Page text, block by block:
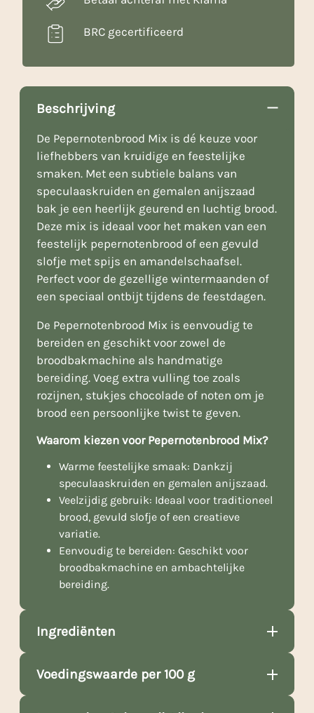
BRC gecertificeerd
Beschrijving
De Pepernotenbrood Mix is dé keuze voor
liefhebbers van kruidige en feestelijke
smaken. Met een subtiele balans van
speculaaskruiden en gemalen anijszaad
bak je een heerlijk geurend en luchtig brood.
Deze mix is ideaal voor het maken van een
feestelijk pepernotenbrood of een gevuld
slofje met spijs en amandelschaafsel.
Perfect voor de gezellige wintermaanden of
een speciaal ontbijt tijdens de feestdagen.
De Pepernotenbrood Mix is eenvoudig te
bereiden en geschikt voor zowel de
broodbakmachine als handmatige
bereiding. Voeg extra vulling toe zoals
rozijnen, stukjes chocolade of noten om je
brood een persoonlijke twist te geven.
Waarom kiezen voor Pepernotenbrood Mix?
Warme feestelijke smaak: Dankzij
speculaaskruiden en gemalen anijszaad.
Veelzijdig gebruik: Ideaal voor traditioneel
brood, gevuld slofje of een creatieve
variatie.
Eenvoudig te bereiden: Geschikt voor
broodbakmachine en ambachtelijke
bereiding.
Ingrediënten
Voedingswaarde per 100 g